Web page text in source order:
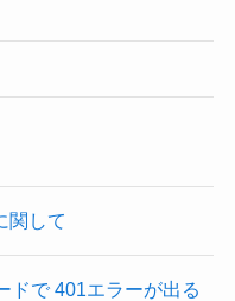
関して
ドで 401エラーが出る